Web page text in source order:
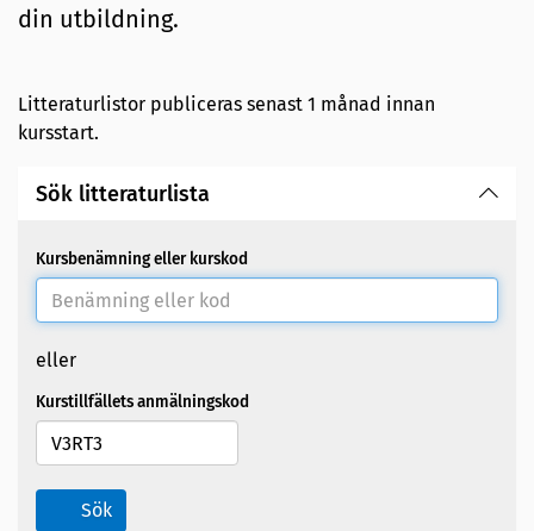
din utbildning.
Litteraturlistor publiceras senast 1 månad innan
kursstart.
Sök litteraturlista
Kursbenämning eller kurskod
eller
Kurstillfällets anmälningskod
Sök